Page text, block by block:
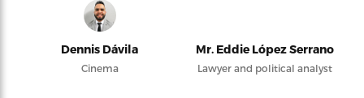
Dennis Dávila
Cinema
Mr. Eddie López Serrano
Lawyer and political analyst